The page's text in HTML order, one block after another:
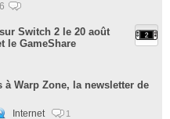
Switch 2 le 20 août
le GameShare
à Warp Zone, la newsletter de
Internet 1